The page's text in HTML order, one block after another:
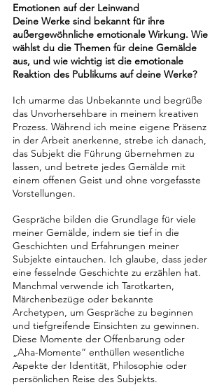
Emotionen auf der Leinwand
Deine Werke sind bekannt für ihre
außergewöhnliche emotionale Wirkung. Wie
wählst du die Themen für deine Gemälde
aus, und wie wichtig ist die emotionale
Reaktion des Publikums auf deine Werke?
Ich umarme das Unbekannte und begrüße
das Unvorhersehbare in meinem kreativen
Prozess. Während ich meine eigene Präsenz
in der Arbeit anerkenne, strebe ich danach,
das Subjekt die Führung übernehmen zu
lassen, und betrete jedes Gemälde mit
einem offenen Geist und ohne vorgefasste
Vorstellungen.
Gespräche bilden die Grundlage für viele
meiner Gemälde, indem sie tief in die
Geschichten und Erfahrungen meiner
Subjekte eintauchen. Ich glaube, dass jeder
eine fesselnde Geschichte zu erzählen hat.
Manchmal verwende ich Tarotkarten,
Märchenbezüge oder bekannte
Archetypen, um Gespräche zu beginnen
und tiefgreifende Einsichten zu gewinnen.
Diese Momente der Offenbarung oder
„Aha-Momente“ enthüllen wesentliche
Aspekte der Identität, Philosophie oder
persönlichen Reise des Subjekts.